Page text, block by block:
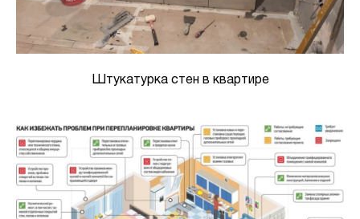
Штукатурка стен в квартире